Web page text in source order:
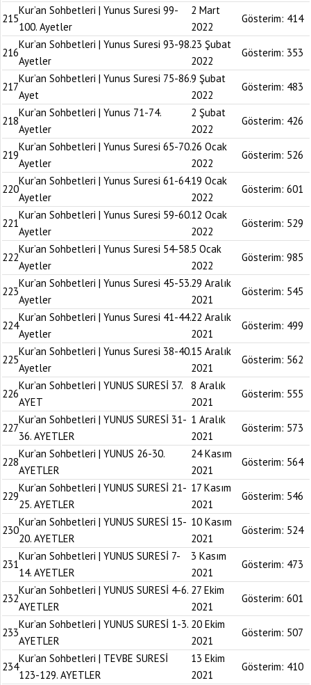
215
Kur’an Sohbetleri | Yunus Suresi 99-
100. Ayetler
2 Mart
2022
Gösterim: 414
216
Kur’an Sohbetleri | Yunus Suresi 93-98.
Ayetler
23 Şubat
2022
Gösterim: 353
217
Kur’an Sohbetleri | Yunus Suresi 75-86.
Ayet
9 Şubat
2022
Gösterim: 483
218
Kur’an Sohbetleri | Yunus 71-74.
Ayetler
2 Şubat
2022
Gösterim: 426
219
Kur’an Sohbetleri | Yunus Suresi 65-70.
Ayetler
26 Ocak
2022
Gösterim: 526
220
Kur’an Sohbetleri | Yunus Suresi 61-64.
Ayetler
19 Ocak
2022
Gösterim: 601
221
Kur’an Sohbetleri | Yunus Suresi 59-60.
Ayetler
12 Ocak
2022
Gösterim: 529
222
Kur’an Sohbetleri | Yunus Suresi 54-58.
Ayetler
5 Ocak
2022
Gösterim: 985
223
Kur’an Sohbetleri | Yunus Suresi 45-53.
Ayetler
29 Aralık
2021
Gösterim: 545
224
Kur’an Sohbetleri | Yunus Suresi 41-44.
Ayetler
22 Aralık
2021
Gösterim: 499
225
Kur’an Sohbetleri | Yunus Suresi 38-40.
Ayetler
15 Aralık
2021
Gösterim: 562
226
Kur’an Sohbetleri | YUNUS SURESİ 37.
AYET
8 Aralık
2021
Gösterim: 555
227
Kur’an Sohbetleri | YUNUS SURESİ 31-
36. AYETLER
1 Aralık
2021
Gösterim: 573
228
Kur’an Sohbetleri | YUNUS 26-30.
AYETLER
24 Kasım
2021
Gösterim: 564
229
Kur’an Sohbetleri | YUNUS SURESİ 21-
25. AYETLER
17 Kasım
2021
Gösterim: 546
230
Kur’an Sohbetleri | YUNUS SURESİ 15-
20. AYETLER
10 Kasım
2021
Gösterim: 524
231
Kur’an Sohbetleri | YUNUS SURESİ 7-
14. AYETLER
3 Kasım
2021
Gösterim: 473
232
Kur’an Sohbetleri | YUNUS SURESİ 4-6.
AYETLER
27 Ekim
2021
Gösterim: 601
233
Kur’an Sohbetleri | YUNUS SURESİ 1-3.
AYETLER
20 Ekim
2021
Gösterim: 507
234
Kur’an Sohbetleri | TEVBE SURESİ
123-129. AYETLER
13 Ekim
2021
Gösterim: 410